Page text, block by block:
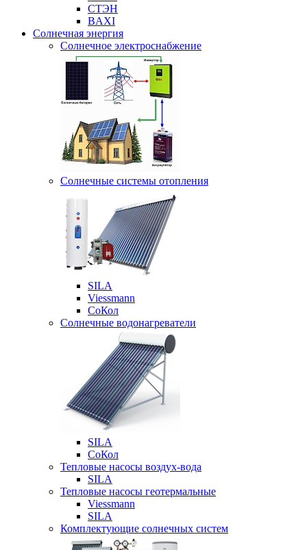
СТЭН
BAXI
Солнечная энергия
Солнечное электроснабжение
Солнечные системы отопления
SILA
Viessmann
СоКол
Солнечные водонагреватели
SILA
СоКол
Тепловые насосы воздух-вода
SILA
Тепловые насосы геотермальные
Viessmann
SILA
Комплектующие солнечных систем